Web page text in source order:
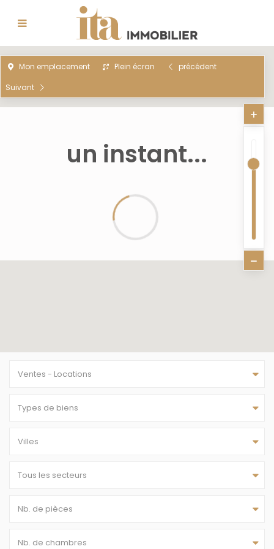
Ventes - Locations
Types de biens
Villes
Tous les secteurs
Nb. de pièces
Nb. de chambres
un instant...
Mon emplacement Plein écran
précédent
Suivant